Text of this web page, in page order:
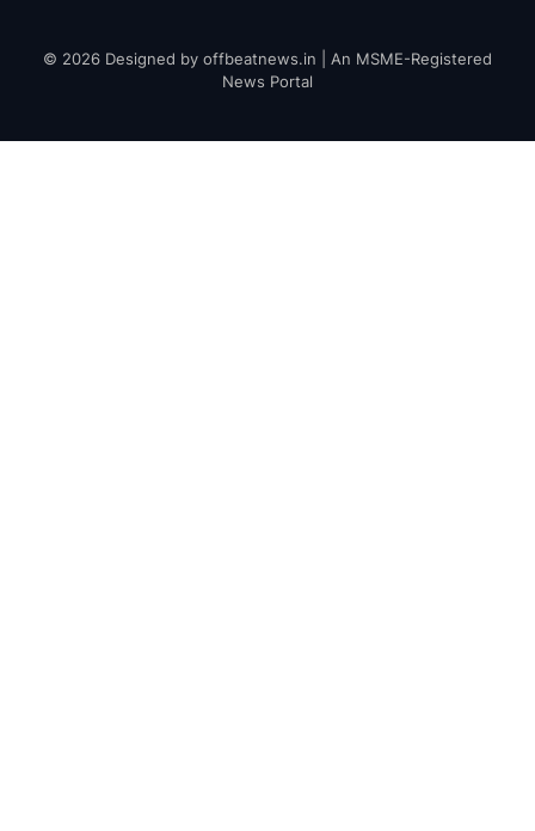
© 2026 Designed by offbeatnews.in | An MSME-Registered
News Portal